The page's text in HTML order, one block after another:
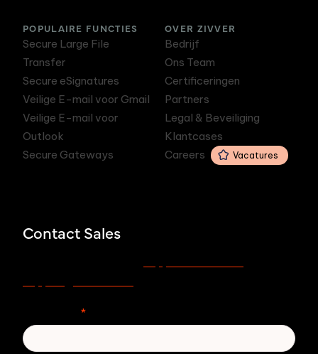
POPULAIRE FUNCTIES
Secure Large File
Transfer
Secure eSignatures
Veilige E-mail voor Gmail
Veilige E-mail voor
Outlook
Secure Gateways
OVER ZIVVER
Bedrijf
Ons Team
Certificeringen
Partners
Legal & Beveiliging
Klantcases
Careers
Vacatures
Contact Sales
*